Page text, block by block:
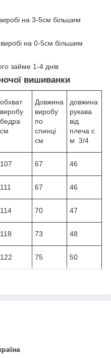
на 3-5см більшим
на 0-5см більшим
займе 1-4 днів
вишиванки
обхват
виробу
бедра
см
Довжина
виробу
по
спинці
см
довжина
рукава
від
плеча с
м 3/4
107 67 46
111 67 46
114 70 47
118 73 48
122 75 50